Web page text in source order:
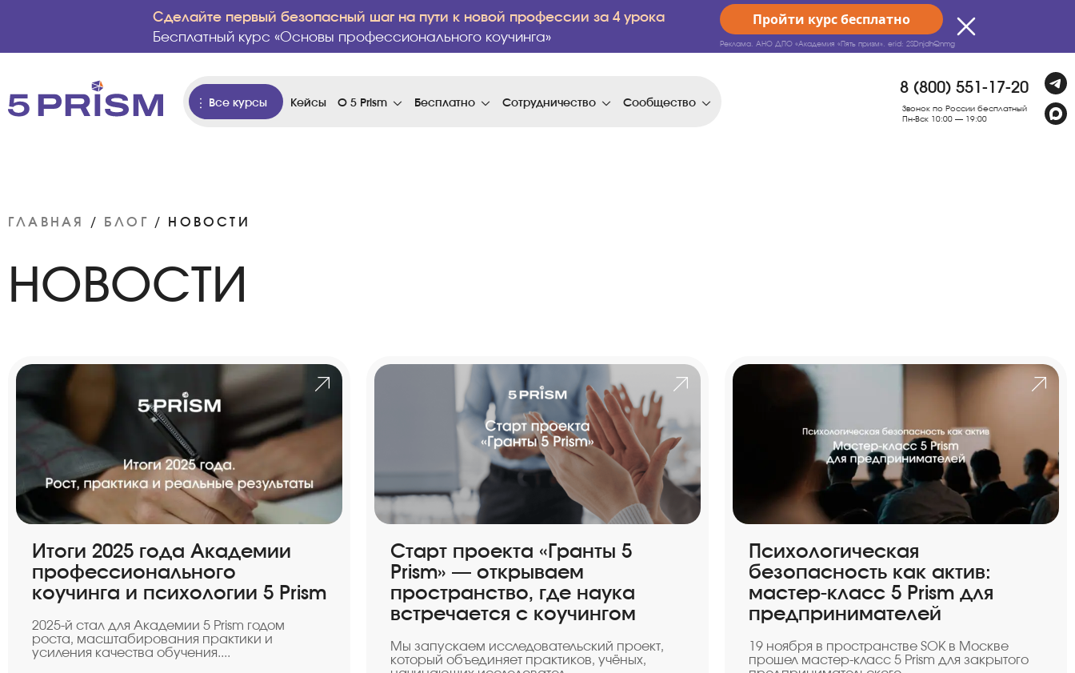
Сделайте первый безопасный шаг на пути к новой профессии за 4 урока
Бесплатный курс «Основы профессионального коучинга»
Пройти курс бесплатно
Реклама. АНО ДПО «Академия «Пять призм». erid: 2SDnjdhQnmg
Все курсы Кейсы О 5 Prism Бесплатно Сотрудничество Сообщество
8 (800) 551-17-20
Звонок по России бесплатный
Пн-Вск 10:00 — 19:00
ГЛАВНАЯ / БЛОГ / НОВОСТИ
НОВОСТИ
Итоги 2025 года Академии
профессионального
коучинга и психологии 5 Prism
2025-й стал для Академии 5 Prism годом
роста, масштабирования практики и
усиления качества обучения....
Старт проекта «Гранты 5
Prism» — открываем
пространство, где наука
встречается с коучингом
Мы запускаем исследовательский проект,
который объединяет практиков, учёных,
Психологическая
безопасность как актив:
мастер-класс 5 Prism для
предпринимателей
19 ноября в пространстве SOK в Москве
прошел мастер-класс 5 Prism для закрытого